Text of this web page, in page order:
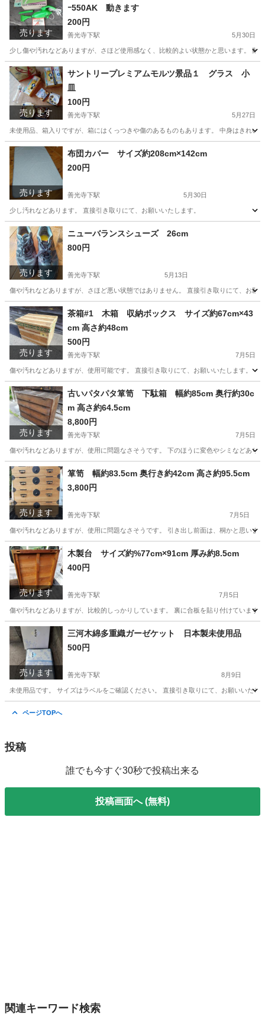
売ります
ｰ550AK 動きます
200円
善光寺下駅 5月30日
少し傷や汚れなどありますが、さほど使用感なく、比較的よい状態かと思います。
長野 長野市 善光寺下駅 生活家電 ナショナル
売ります
サントリープレミアムモルツ景品１ グラス 小
皿
100円
善光寺下駅 5月27日
未使用品、箱入りですが、箱にはくっつきや傷のあるものもあります。 中身はきれい
長野 長野市 善光寺下駅 家具
売ります
布団カバー サイズ約208cm×142cm
200円
善光寺下駅 5月30日
少し汚れなどあります。 直接引き取りにて、お願いいたします。
長野 長野市 善光寺下駅
売ります
ニューバランスシューズ 26cm
800円
善光寺下駅 5月13日
傷や汚れなどありますが、さほど悪い状態ではありません。 直接引き取りにて、お願
長野 長野市 善光寺下駅 靴 ニューバランス
売ります
茶箱#1 木箱 収納ボックス サイズ約67cm×43
cm 高さ約48cm
500円
善光寺下駅 7月5日
傷や汚れなどありますが、使用可能です。 直接引き取りにて、お願いいたします。
長野 長野市 善光寺下駅 その他 茶箱
売ります
古いパタパタ箪笥 下駄箱 幅約85cm 奥行約30c
m 高さ約64.5cm
8,800円
善光寺下駅 7月5日
傷や汚れなどありますが、使用に問題なさそうです。 下のほうに変色やシミなどあり
長野 長野市 善光寺下駅 収納家具 箪笥
売ります
箪笥 幅約83.5cm 奥行き約42cm 高さ約95.5cm
3,800円
善光寺下駅 7月5日
傷や汚れなどありますが、使用に問題なさそうです。 引き出し前面は、桐かと思い
長野 長野市 善光寺下駅 収納家具
売ります
木製台 サイズ約%77cm×91cm 厚み約8.5cm
400円
善光寺下駅 7月5日
傷や汚れなどありますが、比較的しっかりしています。 裏に合板を貼り付けていま
長野 長野市 善光寺下駅 その他
売ります
三河木綿多重織ガーゼケット 日本製未使用品
500円
善光寺下駅 8月9日
未使用品です。 サイズはラベルをご確認ください。 直接引き取りにて、お願いいたし
ページTOPへ
投稿
誰でも今すぐ30秒で投稿出来る
投稿画面へ (無料)
関連キーワード検索